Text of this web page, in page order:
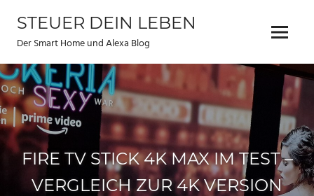
Inhalt
springen
STEUER DEIN LEBEN
Der Smart Home und Alexa Blog Menu
FIRE TV STICK 4K MAX IM TEST –
VERGLEICH ZUR 4K VERSION